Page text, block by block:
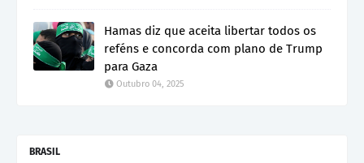
Hamas diz que aceita libertar todos os
reféns e concorda com plano de Trump
para Gaza
Outubro 04, 2025
BRASIL